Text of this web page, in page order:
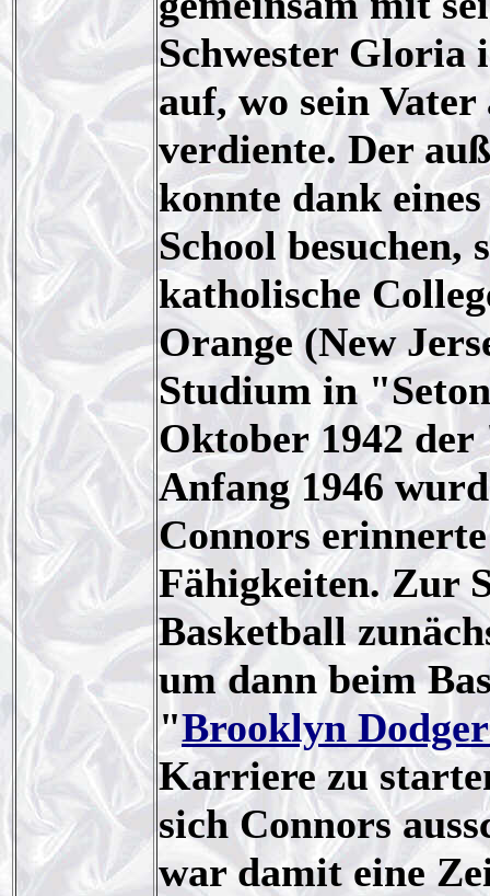
Schwester
auf, wo sein
verdiente. Der
konnte dank
School besuchen,
katholische
Orange (New
Studium in
Oktober 1942
Anfang 1946
Connors
Fähigkeiten. Zur
Basketball
um dann beim
"Brooklyn
Karriere zu
sich Connors
war damit eine